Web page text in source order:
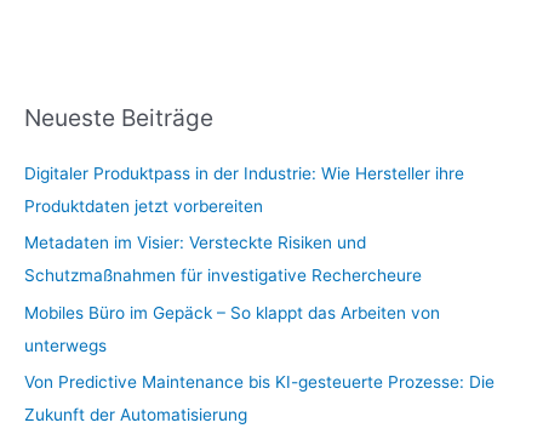
Neueste Beiträge
Digitaler Produktpass in der Industrie: Wie Hersteller ihre
Produktdaten jetzt vorbereiten
Metadaten im Visier: Versteckte Risiken und
Schutzmaßnahmen für investigative Rechercheure
Mobiles Büro im Gepäck – So klappt das Arbeiten von
unterwegs
Von Predictive Maintenance bis KI-gesteuerte Prozesse: Die
Zukunft der Automatisierung